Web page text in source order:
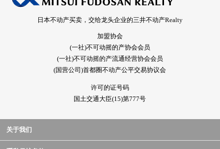
日本不动产买卖，交给龙头企业的三井不动产Realty
加盟协会
(一社)不可动摇的产协会会员
(一社)不可动摇的产流通经营协会会员
(国营公司)首都圈不动产公平交易协议会
许可的证号码
国土交通大臣(15)第777号
关于我们